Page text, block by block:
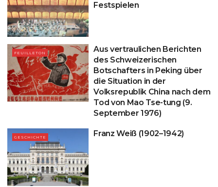
Festspielen
FEUILLETON
Aus vertraulichen Berichten
des Schweizerischen
Botschafters in Peking über
die Situation in der
Volksrepublik China nach dem
Tod von Mao Tse-tung (9.
September 1976)
GESCHICHTE Franz Weiß (1902–1942)